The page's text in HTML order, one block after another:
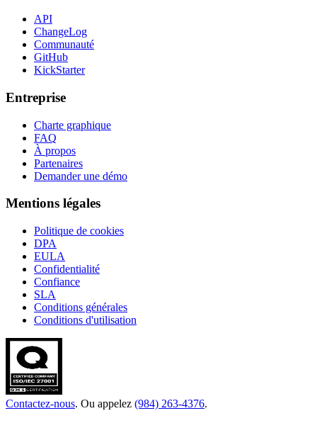
API
ChangeLog
Communauté
GitHub
KickStarter
Entreprise
Charte graphique
FAQ
À propos
Partenaires
Demander une démo
Mentions légales
Politique de cookies
DPA
EULA
Confidentialité
Confiance
SLA
Conditions générales
Conditions d'utilisation
Contactez-nous. Ou appelez (984) 263-4376.